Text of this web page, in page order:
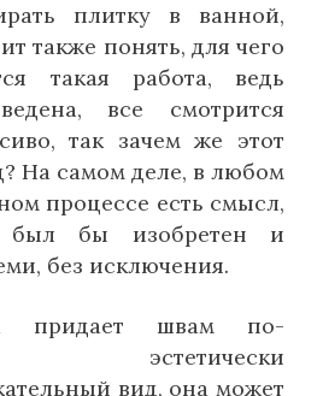
плитку в ванной,
также понять, для чего
такая работа, ведь
все смотрится
так зачем же этот
На самом деле, в любом
процессе есть смысл,
бы изобретен и
без исключения.
придает швам по-
эстетически
вид, она может